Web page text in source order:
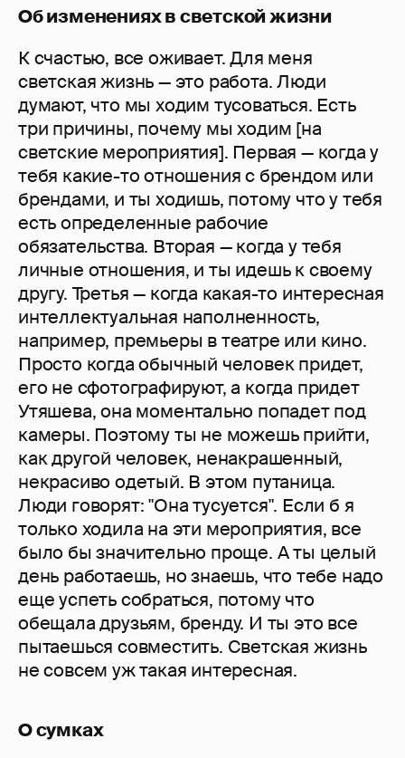
Об изменениях в светской жизни
К счастью, все оживает. Для меня
светская жизнь — это работа. Люди
думают, что мы ходим тусоваться. Есть
три причины, почему мы ходим [на
светские мероприятия]. Первая — когда у
тебя какие-то отношения с брендом или
брендами, и ты ходишь, потому что у тебя
есть определенные рабочие
обязательства. Вторая — когда у тебя
личные отношения, и ты идешь к своему
другу. Третья — когда какая-то интересная
интеллектуальная наполненность,
например, премьеры в театре или кино.
Просто когда обычный человек придет,
его не сфотографируют, а когда придет
Утяшева, она моментально попадет под
камеры. Поэтому ты не можешь прийти,
как другой человек, ненакрашенный,
некрасиво одетый. В этом путаница.
Люди говорят: "Она тусуется". Если б я
только ходила на эти мероприятия, все
было бы значительно проще. А ты целый
день работаешь, но знаешь, что тебе надо
еще успеть собраться, потому что
обещала друзьям, бренду. И ты это все
пытаешься совместить. Светская жизнь
не совсем уж такая интересная.
О сумках